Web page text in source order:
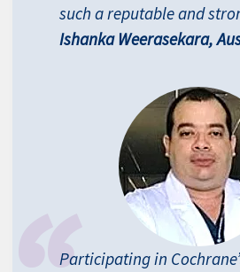
such a reputable and
Ishanka Weerasekara,
Participating in